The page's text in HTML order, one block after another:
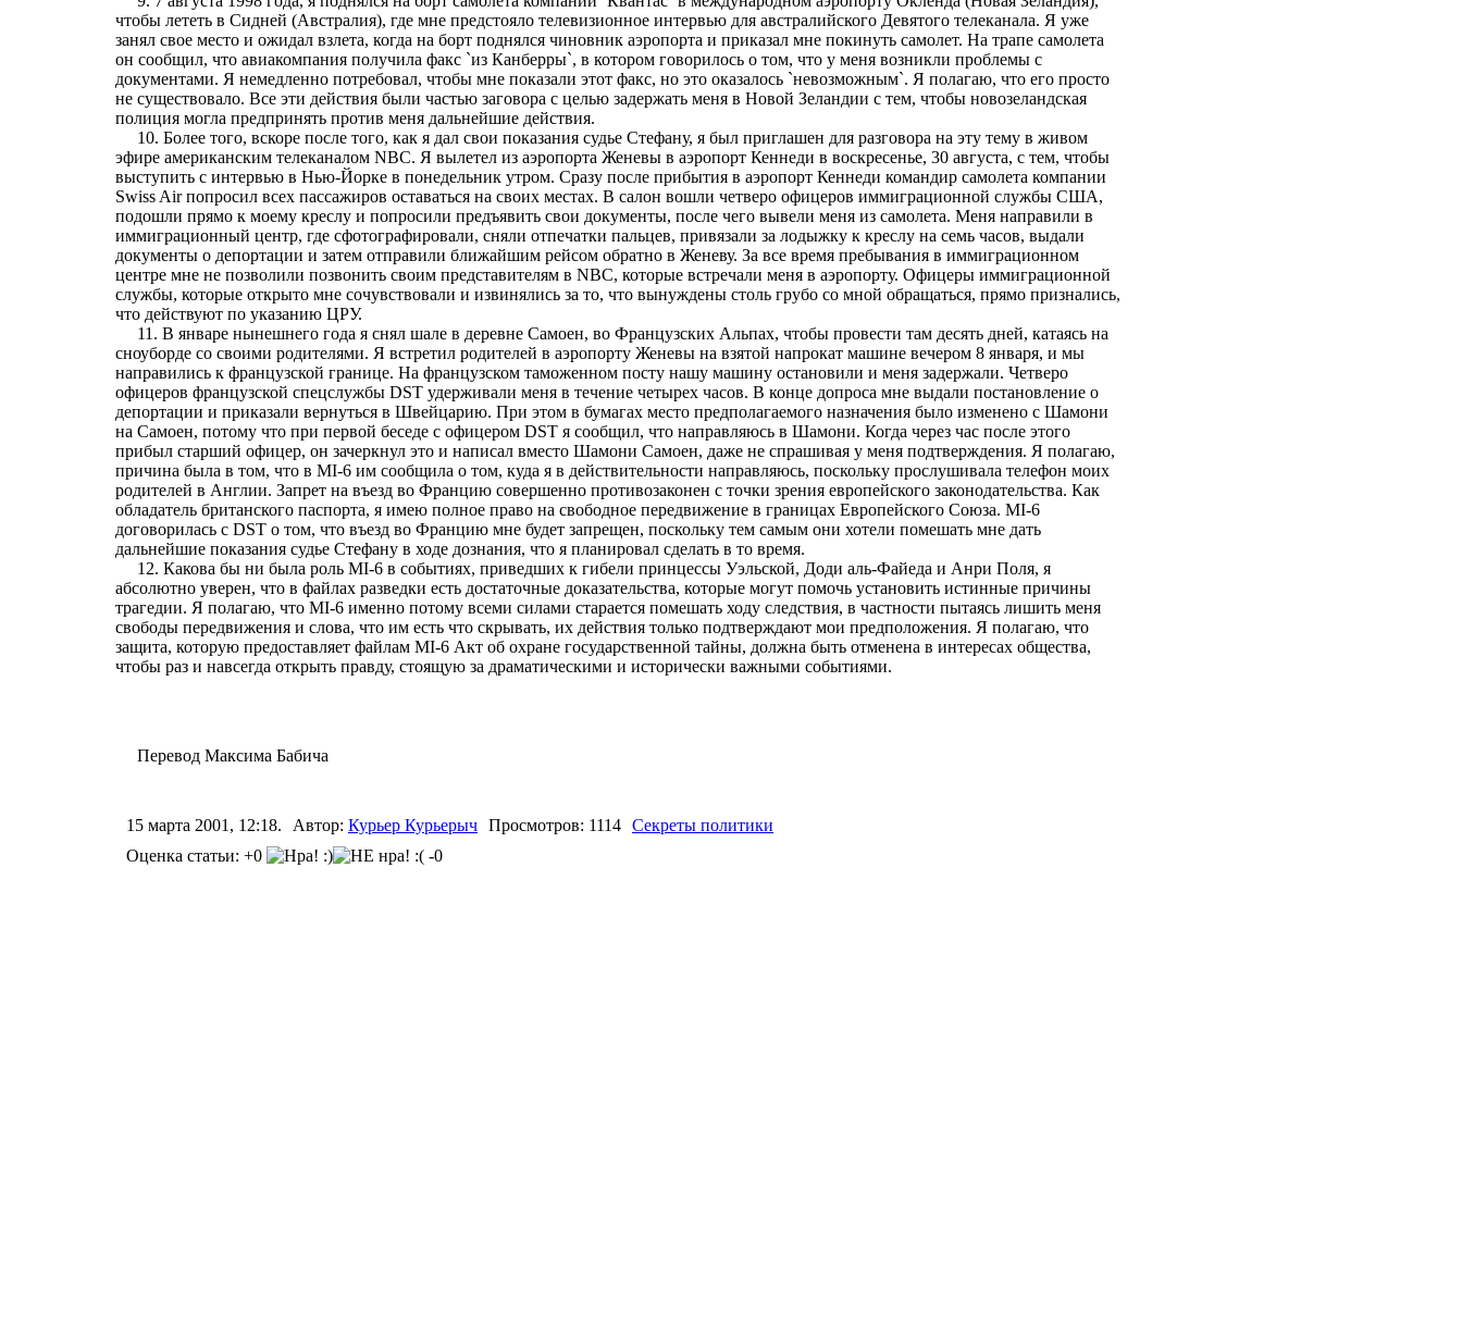
чтобы лететь в Сидней (Австралия), где мне предстояло телевизионное интервью для австралийского Девятого телеканала. Я уже
занял свое место и ожидал взлета, когда на борт поднялся чиновник аэропорта и приказал мне покинуть самолет. На трапе самолета
он сообщил, что авиакомпания получила факс `из Канберры`, в котором говорилось о том, что у меня возникли проблемы с
документами. Я немедленно потребовал, чтобы мне показали этот факс, но это оказалось `невозможным`. Я полагаю, что его просто
не существовало. Все эти действия были частью заговора с целью задержать меня в Новой Зеландии с тем, чтобы новозеландская
полиция могла предпринять против меня дальнейшие действия.
10. Более того, вскоре после того, как я дал свои показания судье Стефану, я был приглашен для разговора на эту тему в живом
эфире американским телеканалом NBC. Я вылетел из аэропорта Женевы в аэропорт Кеннеди в воскресенье, 30 августа, с тем, чтобы
выступить с интервью в Нью-Йорке в понедельник утром. Сразу после прибытия в аэропорт Кеннеди командир самолета компании
Swiss Air попросил всех пассажиров оставаться на своих местах. В салон вошли четверо офицеров иммиграционной службы США,
подошли прямо к моему креслу и попросили предъявить свои документы, после чего вывели меня из самолета. Меня направили в
иммиграционный центр, где сфотографировали, сняли отпечатки пальцев, привязали за лодыжку к креслу на семь часов, выдали
документы о депортации и затем отправили ближайшим рейсом обратно в Женеву. За все время пребывания в иммиграционном
центре мне не позволили позвонить своим представителям в NBС, которые встречали меня в аэропорту. Офицеры иммиграционной
службы, которые открыто мне сочувствовали и извинялись за то, что вынуждены столь грубо со мной обращаться, прямо признались,
что действуют по указанию ЦРУ.
11. В январе нынешнего года я снял шале в деревне Самоен, во Французских Альпах, чтобы провести там десять дней, катаясь на
сноуборде со своими родителями. Я встретил родителей в аэропорту Женевы на взятой напрокат машине вечером 8 января, и мы
направились к французской границе. На французском таможенном посту нашу машину остановили и меня задержали. Четверо
офицеров французской спецслужбы DST удерживали меня в течение четырех часов. В конце допроса мне выдали постановление о
депортации и приказали вернуться в Швейцарию. При этом в бумагах место предполагаемого назначения было изменено с Шамони
на Самоен, потому что при первой беседе с офицером DST я сообщил, что направляюсь в Шамони. Когда через час после этого
прибыл старший офицер, он зачеркнул это и написал вместо Шамони Самоен, даже не спрашивая у меня подтверждения. Я полагаю,
причина была в том, что в MI-6 им сообщила о том, куда я в действительности направляюсь, поскольку прослушивала телефон моих
родителей в Англии. Запрет на въезд во Францию совершенно противозаконен с точки зрения европейского законодательства. Как
обладатель британского паспорта, я имею полное право на свободное передвижение в границах Европейского Союза. MI-6
договорилась с DST о том, что въезд во Францию мне будет запрещен, поскольку тем самым они хотели помешать мне дать
дальнейшие показания судье Стефану в ходе дознания, что я планировал сделать в то время.
12. Какова бы ни была роль MI-6 в событиях, приведших к гибели принцессы Уэльской, Доди аль-Файеда и Анри Поля, я
абсолютно уверен, что в файлах разведки есть достаточные доказательства, которые могут помочь установить истинные причины
трагедии. Я полагаю, что MI-6 именно потому всеми силами старается помешать ходу следствия, в частности пытаясь лишить меня
свободы передвижения и слова, что им есть что скрывать, их действия только подтверждают мои предположения. Я полагаю, что
защита, которую предоставляет файлам MI-6 Акт об охране государственной тайны, должна быть отменена в интересах общества,
чтобы раз и навсегда открыть правду, стоящую за драматическими и исторически важными событиями.
Перевод Максима Бабича
15 марта 2001, 12:18. Автор: Курьер Курьерыч Просмотров: 1114 Секреты политики
Оценка статьи: +0
-0